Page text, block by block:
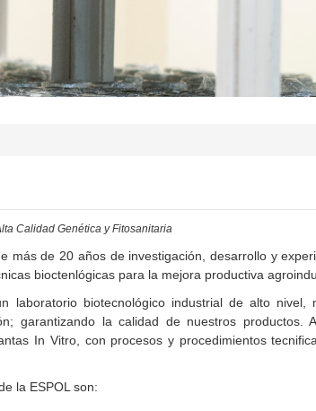
Calidad Genética y Fitosanitaria
más de 20 años de investigación, desarrollo y
bioctenlógicas para la mejora productiva
biotecnológico industrial de alto nivel,
garantizando la calidad de nuestros productos.
In Vitro, con procesos y procedimientos
la ESPOL son: